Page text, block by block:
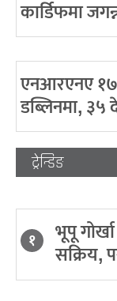
कार्डिफमा
एनआरएनए
डब्लिनमा, ३५
ट्रेन्डिङ
१ भूपू
सक्रिय,